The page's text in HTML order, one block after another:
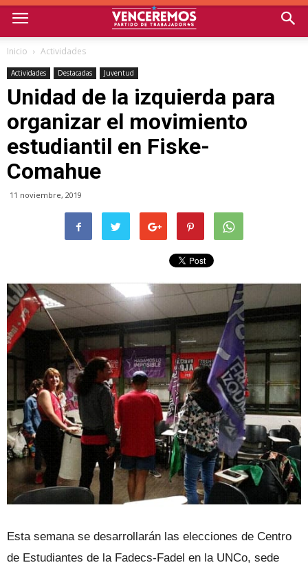
Inicio Actividades
Actividades Destacadas Juventud
Unidad de la izquierda para
organizar el movimiento
estudiantil en Fiske-
Comahue
11 noviembre, 2019
Esta semana se desarrollarán las elecciones de Centro
de Estudiantes de la Fadecs-Fadel en la UNCo, sede